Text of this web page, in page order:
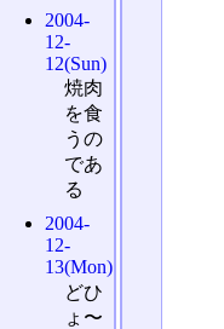
2004-
12-
12(Sun)
焼肉
を食
うの
であ
る
2004-
12-
13(Mon)
どひ
ょ〜